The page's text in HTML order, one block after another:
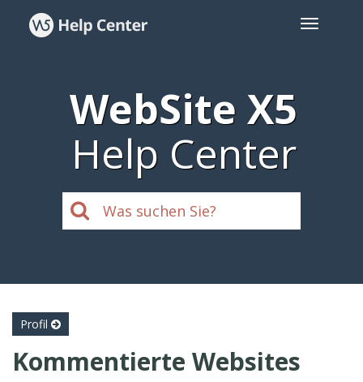
WebSite X5
Help Center
Profil
Kommentierte Websites